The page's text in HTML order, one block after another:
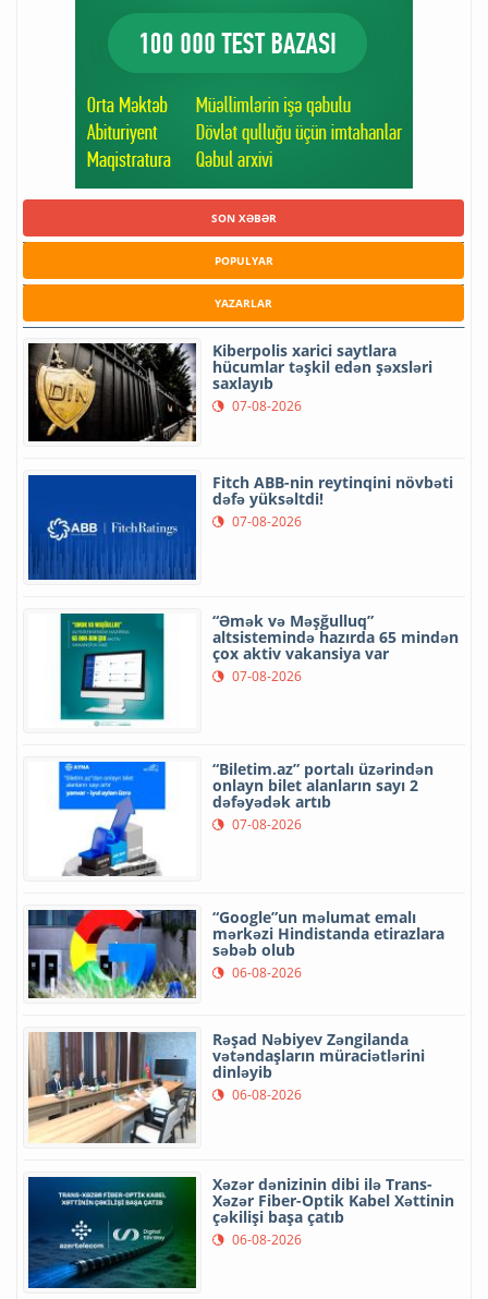
SON XƏBƏR
POPULYAR
YAZARLAR
Kiberpolis xarici saytlara
hücumlar təşkil edən şəxsləri
saxlayıb
07-08-2026
Fitch ABB-nin reytinqini növbəti
dəfə yüksəltdi!
07-08-2026
“Əmək və Məşğulluq”
altsistemində hazırda 65 mindən
çox aktiv vakansiya var
07-08-2026
“Biletim.az” portalı üzərindən
onlayn bilet alanların sayı 2
dəfəyədək artıb
07-08-2026
“Google”un məlumat emalı
mərkəzi Hindistanda etirazlara
səbəb olub
06-08-2026
Rəşad Nəbiyev Zəngilanda
vətəndaşların müraciətlərini
dinləyib
06-08-2026
Xəzər dənizinin dibi ilə Trans-
Xəzər Fiber-Optik Kabel Xəttinin
çəkilişi başa çatıb
06-08-2026